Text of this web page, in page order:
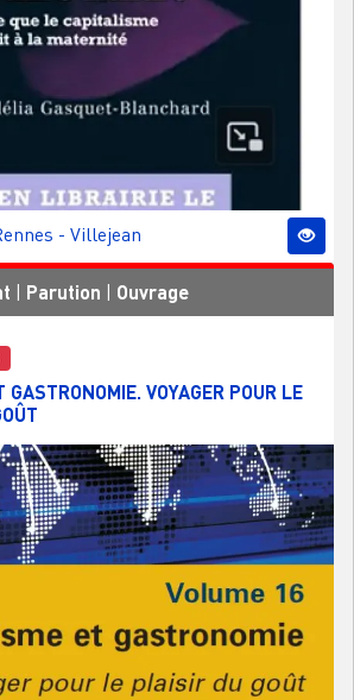
- Villejean
Parution Ouvrage
GASTRONOMIE. VOYAGER POUR LE